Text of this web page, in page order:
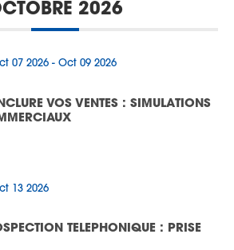
2026
07 2026 - Oct 09 2026
VOS VENTES : SIMULATIONS
13 2026
TELEPHONIQUE : PRISE